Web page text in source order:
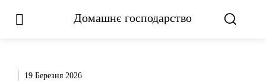
Домашнє господарство
19 Березня 2026